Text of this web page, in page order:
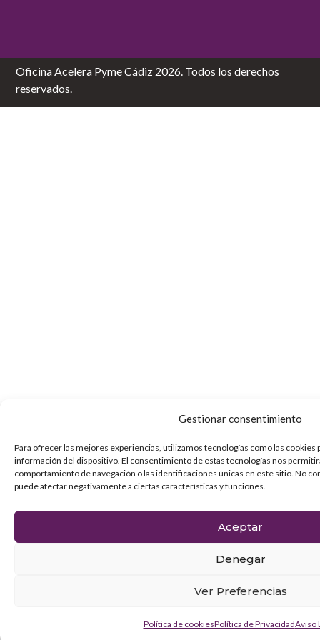
Gestionar consentimiento
Para ofrecer las mejores experiencias, utilizamos tecnologías como las cookies
información del dispositivo. El consentimiento de estas tecnologías nos
comportamiento de navegación o las identificaciones únicas en este sitio. No
puede afectar negativamente a ciertas características y funciones.
Aceptar
Denegar
Ver Preferencias
Política de cookiesPolítica de PrivacidadAviso
Oficina Acelera Pyme Cádiz 2026. Todos los derechos
reservados.